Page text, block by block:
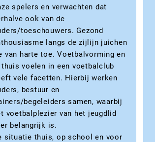
spelers en verwachten dat
ook van de
toeschouwers. Gezond
langs de zijlijn juichen
van harte toe. Voetbalvorming en
thuis voelen in een voetbalclub
vele facetten. Hierbij werken
bestuur en
begeleiders samen, waarbij
voetbalplezier van het jeugdlid
belangrijk is.
situatie thuis, op school en voor